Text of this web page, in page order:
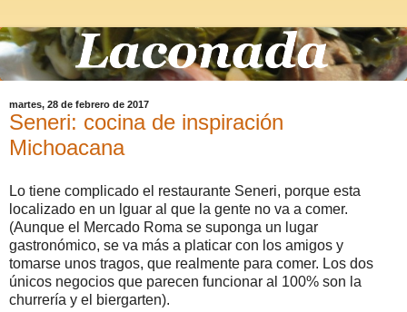
martes, 28 de febrero de 2017
Seneri: cocina de inspiración
Michoacana
Lo tiene complicado el restaurante Seneri, porque esta
localizado en un lguar al que la gente no va a comer.
(Aunque el Mercado Roma se suponga un lugar
gastronómico, se va más a platicar con los amigos y
tomarse unos tragos, que realmente para comer. Los dos
únicos negocios que parecen funcionar al 100% son la
churrería y el biergarten).